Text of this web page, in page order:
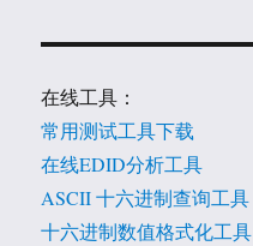
在线工具：
常用测试工具下载
在线EDID分析工具
ASCII 十六进制查询工具
十六进制数值格式化工具